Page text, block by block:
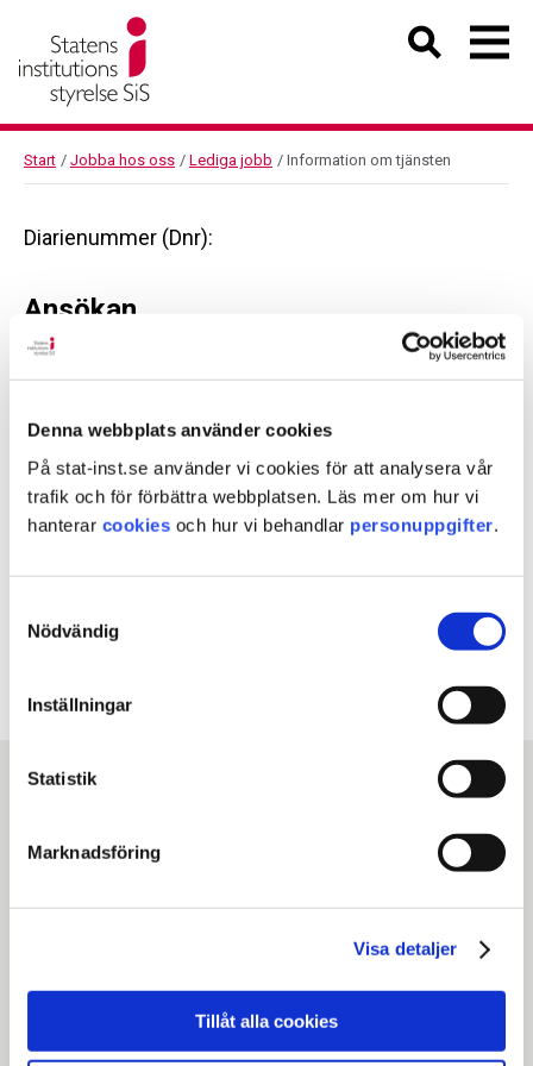
Denna webbplats använder cookies
På stat-inst.se använder vi cookies för att analysera vår
trafik och för förbättra webbplatsen. Läs mer om hur vi
hanterar cookies och hur vi behandlar personuppgifter.
Nödvändig
Inställningar
Statistik
Marknadsföring
Visa detaljer
Tillåt alla cookies
Start / Jobba hos oss / Lediga jobb / Information om tjänsten
Diarienummer (Dnr):
Ansökan
Dela sidan med andra
Kopiera URL
Box 1062, 171 22 Solna